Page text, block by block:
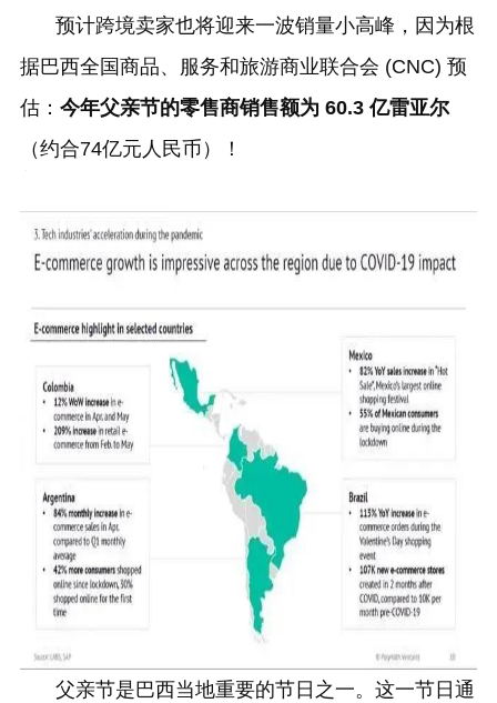
预计跨境卖家也将迎来一波销量小高峰，因为根
据巴西全国商品、服务和旅游商业联合会 (CNC) 预
估： 今年父亲节的零售商销售额为 60.3亿雷亚尔
（约合74亿元人民币）！
父亲节是巴西当地重要的节日之一。这一节日通